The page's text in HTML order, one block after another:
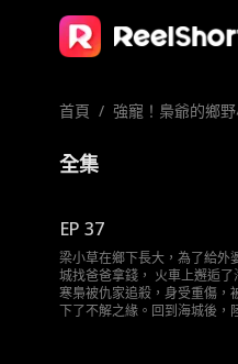
首頁 / 強寵！梟爺的鄉
全集
EP 37
梁小草在鄉下長大，為了給外
城找爸爸拿錢， 火車上邂逅
寒梟被仇家追殺，身受重傷，
下了不解之緣。回到海城後，